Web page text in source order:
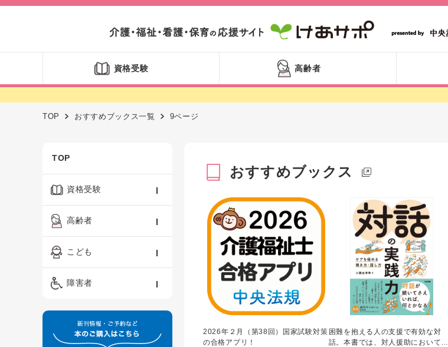
資格受験 高齢者
TOP おすすめブックス一覧 9ページ
TOP
資格受験
ケアマネジャー
精神保健福祉士
保育士
高齢者
認知症ケア・介護技術
ーシャルワーク
看護
制度
こども
保育・教育／発達障害
障害者
障害者支援・福祉
おすすめブックス
2026年２月（第38回）国家試験対策
の合格アプリ！
困難を抱える人の支援で有効な対
話。本書では、対人援助において対